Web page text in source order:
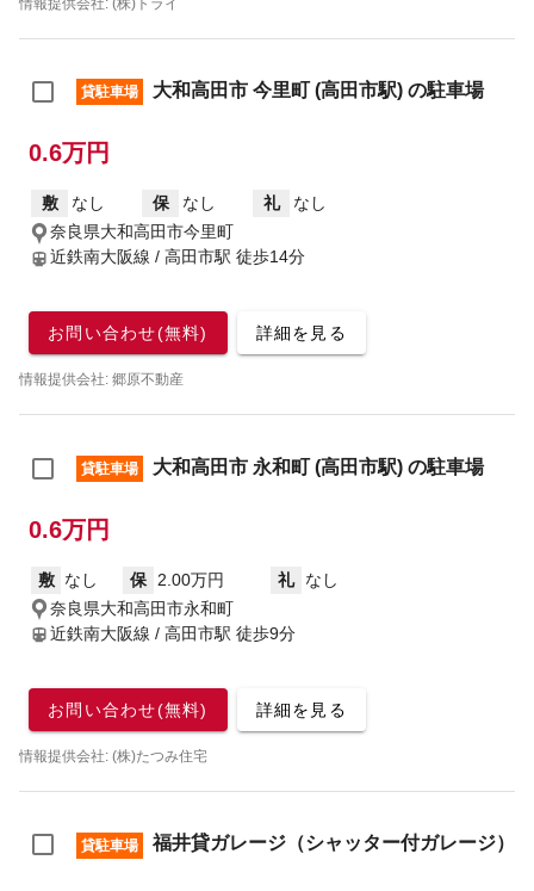
貸駐車場 大和高田市 今里町 (高田市駅) の駐車場
0.6万円
敷 なし 保 なし 礼
なし
奈良県大和高田市今里町
近鉄南大阪線 / 高田市駅 徒歩14分
お問い合わせ(無料) 詳細を見る
情報提供会社: 郷原不動産
貸駐車場 大和高田市 永和町 (高田市駅) の駐車場
0.6万円
敷 なし 保 2.00万円 礼
なし
奈良県大和高田市永和町
近鉄南大阪線 / 高田市駅 徒歩9分
お問い合わせ(無料) 詳細を見る
情報提供会社: (株)たつみ住宅
貸駐車場 福井貸ガレージ（シャッター付ガレージ）